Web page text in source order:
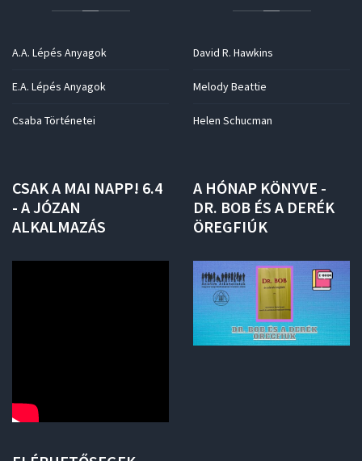
A.A. Lépés Anyagok
E.A. Lépés Anyagok
Csaba Történetei
David R. Hawkins
Melody Beattie
Helen Schucman
CSAKA MAI NAPP! 6.4
- AJÓZAN
ALKALMAZÁS
A HÓNAP KÖNYVE -
DR. BOB ÉS A DERÉK
ÖREGFIÚK